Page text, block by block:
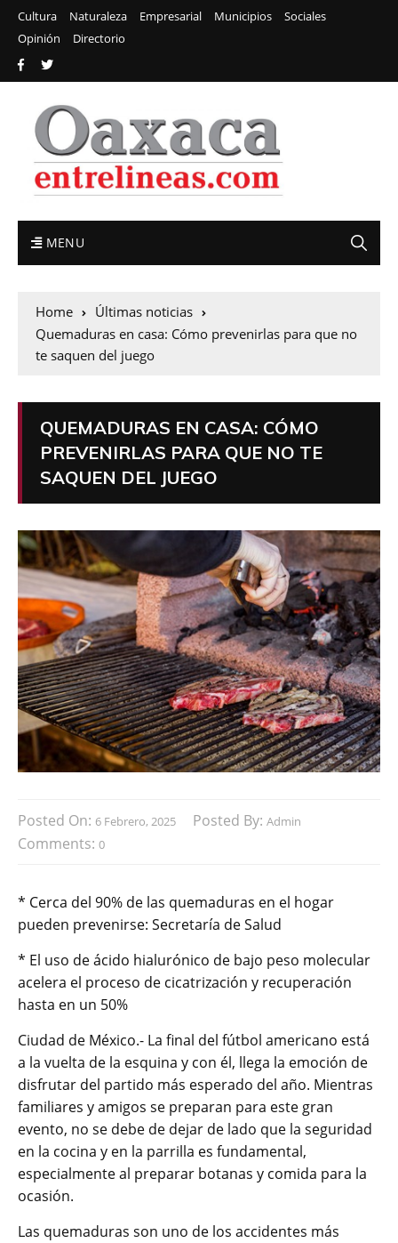
Cultura Naturaleza Empresarial Municipios
Sociales
Opinión
Directorio
MENU
Home
Últimas noticias
Quemaduras en casa: Cómo prevenirlas para que no
te saquen del juego
QUEMADURAS EN CASA: CÓMO
PREVENIRLAS PARA QUE NO TE
SAQUEN DEL JUEGO
Posted On: 6 Febrero, 2025 Posted By: Admin
Comments: 0
* Cerca del 90% de las quemaduras en el hogar
pueden prevenirse: Secretaría de Salud
* El uso de ácido hialurónico de bajo peso molecular
acelera el proceso de cicatrización y recuperación
hasta en un 50%
Ciudad de México.- La final del fútbol americano está
a la vuelta de la esquina y con él, llega la emoción de
disfrutar del partido más esperado del año. Mientras
familiares y amigos se preparan para este gran
evento, no se debe de dejar de lado que la seguridad
en la cocina y en la parrilla es fundamental,
especialmente al preparar botanas y comida para la
ocasión.
Las quemaduras son uno de los accidentes más